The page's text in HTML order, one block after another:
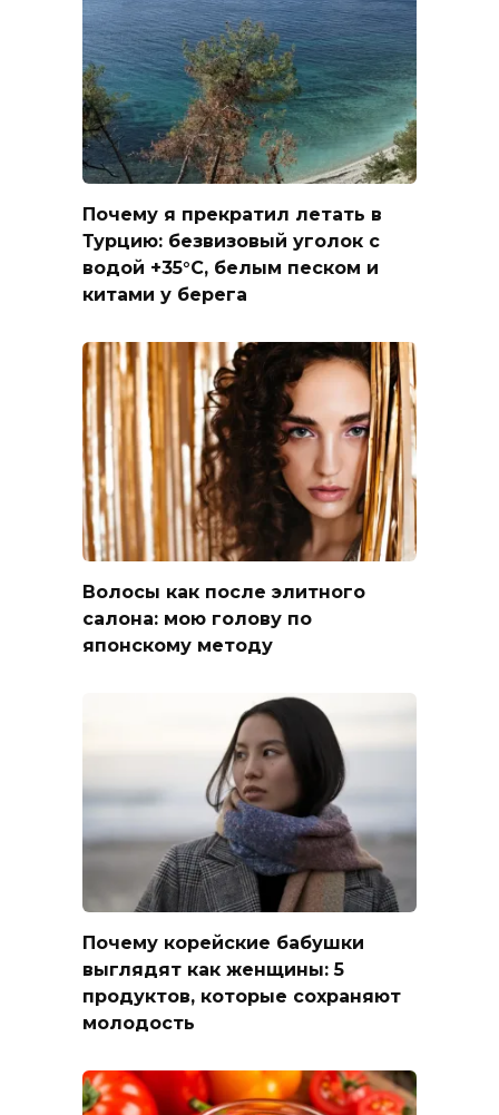
Почему я прекратил летать в
Турцию: безвизовый уголок с
водой +35°C, белым песком и
китами у берега
Волосы как после элитного
салона: мою голову по
японскому методу
Почему корейские бабушки
выглядят как женщины: 5
продуктов, которые сохраняют
молодость